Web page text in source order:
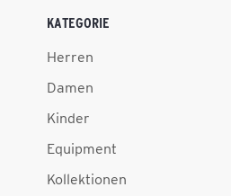
KATEGORIE
Herren
Damen
Kinder
Equipment
Kollektionen